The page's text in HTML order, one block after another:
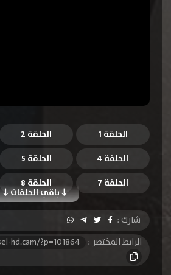
الحلقة 1 الحلقة 2
الحلقة 4
الحلقة 5
باقي الحلقات
الحلقة 7 الحلقة 8
الحلقة 10
الحلقة 11
الحلقة 13
الحلقة 14
شارك :
الرابط المختصر :
hd.cam/?p=101864